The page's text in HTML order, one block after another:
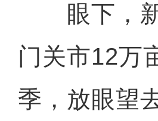
眼下，新
门关市12万
季，放眼望